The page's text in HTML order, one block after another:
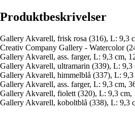
Produktbeskrivelser
Gallery Akvarell, frisk rosa (316), L: 9,3
Creativ Company Gallery - Watercolor
Gallery Akvarell, ass. farger, L: 9,3 cm,
Gallery Akvarell, ultramarin (339), L: 9,3
Gallery Akvarell, himmelblå (337), L: 9,3
Gallery Akvarell, ass. farger, L: 9,3 cm,
Gallery Akvarell, fiolett (320), L: 9,3 cm,
Gallery Akvarell, koboltblå (338), L: 9,3